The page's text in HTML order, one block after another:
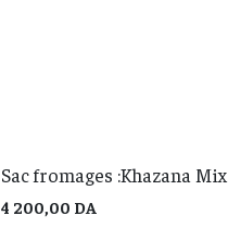
Sac fromages :Khazana Mix
4 200,00 DA